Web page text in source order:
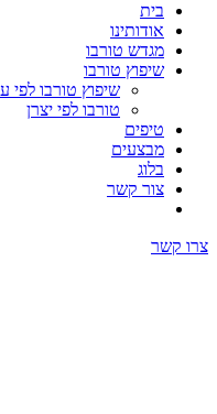
בית
אודותינו
מגדש טורבו
שיפוץ טורבו
שיפוץ טורבו לפי
טורבו לפי יצרן
טיפים
מבצעים
בלוג
צור קשר
צרו קשר